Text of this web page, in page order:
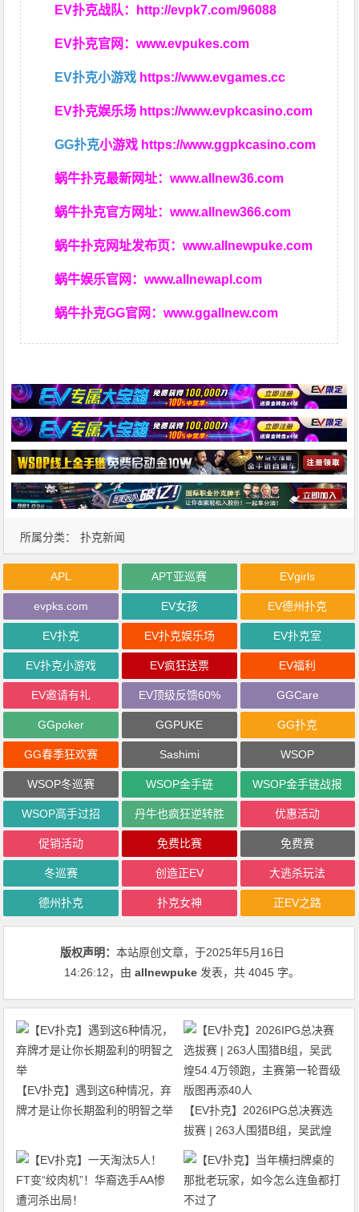
EV扑克战队： http://evpk7.com/96088
EV扑克官网：www.evpukes.com
EV扑克小游戏 https://www.evgames.cc
EV扑克娱乐场 https://www.evpkcasino.com
GG扑克小游戏 https://www.ggpkcasino.com
蜗牛扑克最新网址：www.allnew36.com
蜗牛扑克官方网址：www.allnew366.com
蜗牛扑克网址发布页：www.allnewpuke.com
蜗牛娱乐官网：www.allnewapl.com
蜗牛扑克GG官网：www.ggallnew.com
所属分类： 扑克新闻
APL APT亚巡赛 EVgirls
evpks.com EV女孩 EV德州扑克
EV扑克 EV扑克娱乐场 EV扑克室
EV扑克小游戏 EV疯狂送票 EV福利
EV邀请有礼 EV顶级反馈60% GGCare
GGpoker GGPUKE GG扑克
GG春季狂欢赛 Sashimi WSOP
WSOP冬巡赛 WSOP金手链 WSOP金手链战报
WSOP高手过招 丹牛也疯狂逆转胜 优惠活动
促销活动 免费比赛 免费赛
冬巡赛 创造正EV 大逃杀玩法
德州扑克 扑克女神 正EV之路
版权声明：本站原创文章，于2025年5月16日
14:26:12，由allnewpuke 发表，共 4045 字。
【EV扑克】遇到这6种情况，弃
牌才是让你长期盈利的明智之举
【EV扑克】2026IPG总决赛选
拔赛 | 263人围猎B组，吴武煌
54.4万领跑，主赛第一轮晋级版